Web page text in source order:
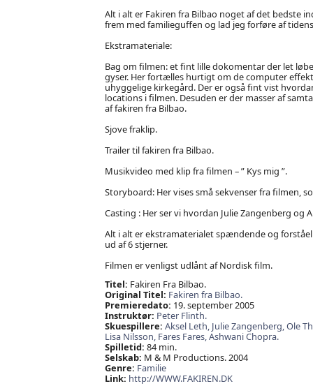
Alt i alt er Fakiren fra Bilbao noget af det bedste
frem med familieguffen og lad jeg forføre af
Ekstramateriale:
Bag om filmen: et fint lille dokomentar der let
gyser. Her fortælles hurtigt om de computer
uhyggelige kirkegård. Der er også fint vist
locations i filmen. Desuden er der masser af
af fakiren fra Bilbao.
Sjove fraklip.
Trailer til fakiren fra Bilbao.
Musikvideo med klip fra filmen – ” Kys mig ”.
Storyboard: Her vises små sekvenser fra filmen,
Casting : Her ser vi hvordan Julie Zangenberg
Alt i alt er ekstramaterialet spændende og
ud af 6 stjerner.
Filmen er venligst udlånt af Nordisk film.
Titel: Fakiren Fra Bilbao.
Original Titel: Fakiren fra Bilbao.
Premieredato: 19. september 2005
Instruktør: Peter Flinth.
Skuespillere: Aksel Leth, Julie Zangenberg,Ole
Lisa Nilsson, Fares Fares,Ashwani Chopra.
Spilletid: 84 min.
Selskab: M & M Productions. 2004
Genre: Familie
Link: http://WWW.FAKIREN.DK